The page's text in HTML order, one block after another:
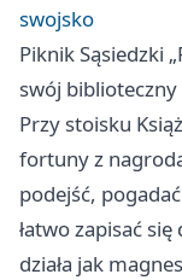
swojsko
Piknik Sąsiedzki
swój
Przy stoisku
fortuny z
podejść,
łatwo zapisać
działa jak